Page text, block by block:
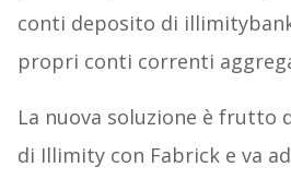
conti deposito di
propri conti correnti
La nuova soluzione è frutto
di Illimity con Fabrick e va